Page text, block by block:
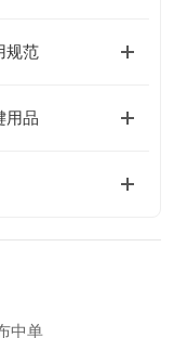
规范
用品
中单